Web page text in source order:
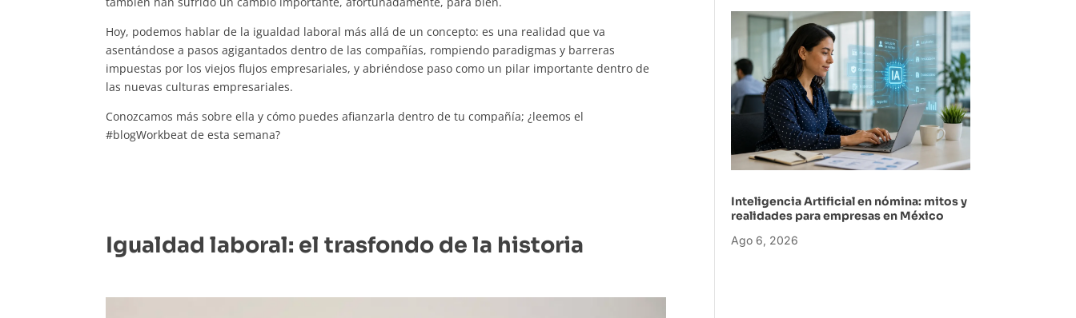
Hoy, podemos hablar de la igualdad laboral más allá de un concepto: es una realidad que va
asentándose a pasos agigantados dentro de las compañías, rompiendo paradigmas y barreras
impuestas por los viejos flujos empresariales, y abriéndose paso como un pilar importante dentro de
las nuevas culturas empresariales.
Conozcamos más sobre ella y cómo puedes afianzarla dentro de tu compañía; ¿leemos el
#blogWorkbeat de esta semana?
Igualdad laboral: el trasfondo de la historia
Inteligencia Artificial en nómina: mitos y
realidades para empresas en México
Ago 6, 2026